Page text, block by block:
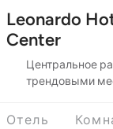
Leonardo
Center
Центральное
трендовыми
Отель